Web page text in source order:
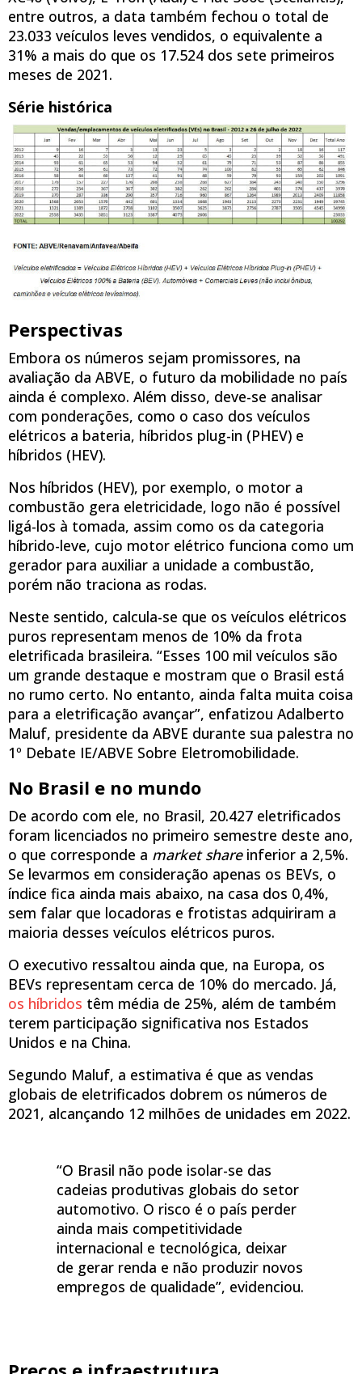
entre outros, a data também fechou o total de
23.033 veículos leves vendidos, o equivalente a
31% a mais do que os 17.524 dos sete primeiros
meses de 2021.
Série histórica
Perspectivas
Embora os números sejam promissores, na
avaliação da ABVE, o futuro da mobilidade no país
ainda é complexo. Além disso, deve-se analisar
com ponderações, como o caso dos veículos
elétricos a bateria, híbridos plug-in (PHEV) e
híbridos (HEV).
Nos híbridos (HEV), por exemplo, o motor a
combustão gera eletricidade, logo não é possível
ligá-los à tomada, assim como os da categoria
híbrido-leve, cujo motor elétrico funciona como um
gerador para auxiliar a unidade a combustão,
porém não traciona as rodas.
Neste sentido, calcula-se que os veículos elétricos
puros representam menos de 10% da frota
eletrificada brasileira. “Esses 100 mil veículos são
um grande destaque e mostram que o Brasil está
no rumo certo. No entanto, ainda falta muita coisa
para a eletrificação avançar”, enfatizou Adalberto
Maluf, presidente da ABVE durante sua palestra no
1º Debate IE/ABVE Sobre Eletromobilidade.
No Brasil e no mundo
De acordo com ele, no Brasil, 20.427 eletrificados
foram licenciados no primeiro semestre deste ano,
o que corresponde a market shareinferior a 2,5%.
Se levarmos em consideração apenas os BEVs, o
índice fica ainda mais abaixo, na casa dos 0,4%,
sem falar que locadoras e frotistas adquiriram a
maioria desses veículos elétricos puros.
O executivo ressaltou ainda que, na Europa, os
BEVs representam cerca de 10% do mercado. Já,
os híbridos têm média de 25%, além de também
terem participação significativa nos Estados
Unidos e na China.
Segundo Maluf, a estimativa é que as vendas
globais de eletrificados dobrem os números de
2021, alcançando 12 milhões de unidades em 2022.
“O Brasil não pode isolar-se das
cadeias produtivas globais do setor
automotivo. O risco é o país perder
ainda mais competitividade
internacional e tecnológica, deixar
de gerar renda e não produzir novos
empregos de qualidade”, evidenciou.